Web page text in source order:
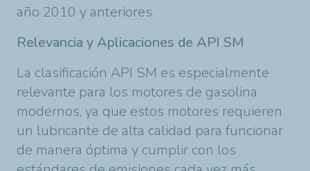
año 2010 y anteriores.
Relevancia y Aplicaciones de API SM
La clasificación API SM es especialmente
relevante para los motores de gasolina
modernos, ya que estos motores requieren
un lubricante de alta calidad para funcionar
de manera óptima y cumplir con los